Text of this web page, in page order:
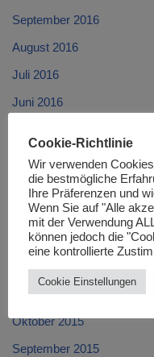
September 2016
August 2016
Juli 2016
Juni 2016
April 2016
März 2016
Februar 2016
Januar 2016
Dezember 2015
November 2015
Oktober 2015
September 2015
Cookie-Richtlinie
Wir verwenden
die bestmögliche
Ihre Präferenzen und
Wenn Sie auf "Alle
mit der Verwendung
können jedoch die
eine kontrollierte
Cookie Einstellungen